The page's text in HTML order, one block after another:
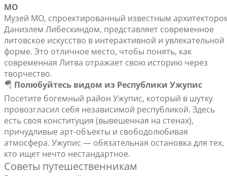
MO
Музей MO, спроектированный известным
Даниэлем Либескиндом, представляет современное
литовское искусство в интерактивной и увлекательной
форме. Это отличное место, чтобы понять, как
современная Литва отражает свою историю через
творчество.
🪂 Полюбуйтесь видом из Республики Ужупис
Посетите богемный район Ужупис, который в шутку
провозгласил себя независимой республикой. Здесь
есть своя конституция (вывешенная на стенах),
причудливые арт-объекты и свободолюбивая
атмосфера. Ужупис — обязательная остановка для тех,
кто ищет нечто нестандартное.
Советы путешественникам